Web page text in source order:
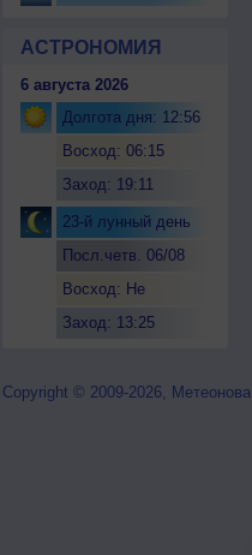
АСТРОНОМИЯ
6 августа 2026
Долгота дня: 12:56
Восход: 06:15
Заход: 19:11
23-й лунный день
Посл.четв. 06/08
Восход: Не
Заход: 13:25
Copyright © 2009-2026, Метеонова